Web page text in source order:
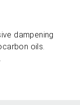
dampening
oils.